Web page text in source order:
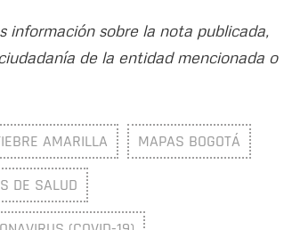
información sobre la nota publicada,
de la entidad mencionada o
AMARILLA MAPAS BOGOTÁ
DE SALUD